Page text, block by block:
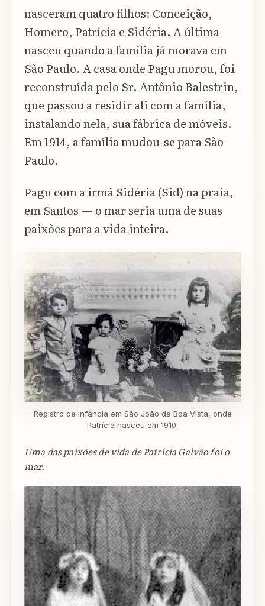
nasceram quatro filhos: Conceição,
Homero, Patrícia e Sidéria. A última
nasceu quando a família já morava em
São Paulo. A casa onde Pagu morou, foi
reconstruída pelo Sr. Antônio Balestrin,
que passou a residir ali com a família,
instalando nela, sua fábrica de móveis.
Em 1914, a família mudou-se para São
Paulo.
Pagu com a irmã Sidéria (Sid) na praia,
em Santos — o mar seria uma de suas
paixões para a vida inteira.
Registro de infância em São João da Boa Vista, onde
Patrícia nasceu em 1910.
Uma das paixões de vida de Patrícia Galvão foi o
mar.